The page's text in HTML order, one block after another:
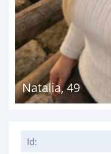
Natalia,49
Id: